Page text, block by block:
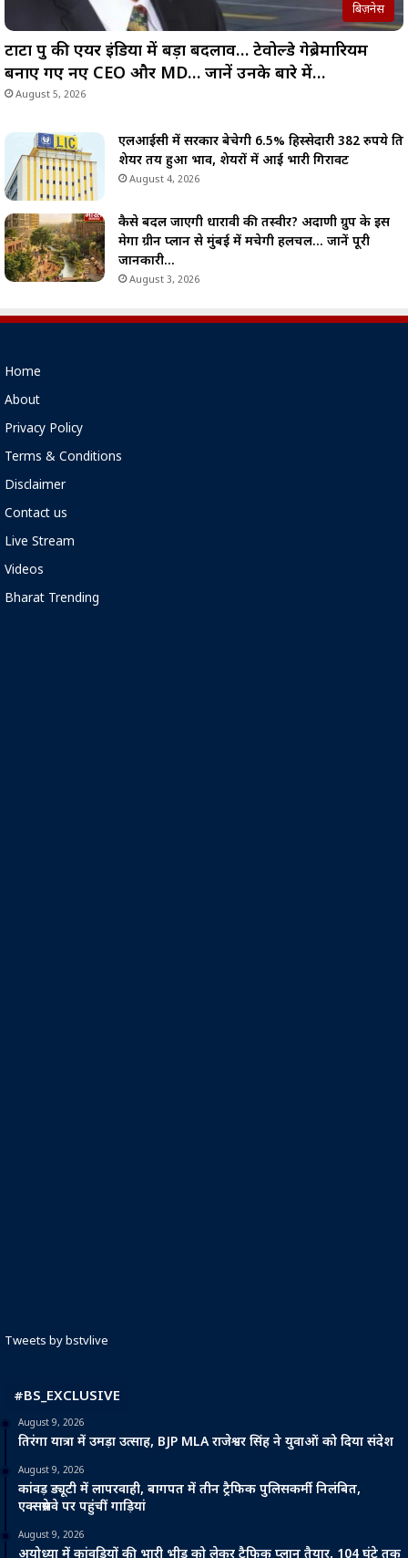
बिज़नेस
टाटा ग्रुप की एयर इंडिया में बड़ा बदलाव… टेवोल्डे गेब्रेमारियम
बनाए गए नए CEO और MD… जानें उनके बारे में…
August 5, 2026
एलआईसी में सरकार बेचेगी 6.5% हिस्सेदारी 382 रुपये प्रति
शेयर तय हुआ भाव, शेयरों में आई भारी गिरावट
August 4, 2026
कैसे बदल जाएगी धारावी की तस्वीर? अदाणी ग्रुप के इस
मेगा ग्रीन प्लान से मुंबई में मचेगी हलचल… जानें पूरी
जानकारी…
August 3, 2026
Home
About
Privacy Policy
Terms & Conditions
Disclaimer
Contact us
Live Stream
Videos
Bharat Trending
Tweets by bstvlive
#BS_EXCLUSIVE
August 9, 2026
तिरंगा यात्रा में उमड़ा उत्साह, BJP MLA राजेश्वर सिंह ने युवाओं को दिया संदेश
August 9, 2026
कांवड़ ड्यूटी में लापरवाही, बागपत में तीन ट्रैफिक पुलिसकर्मी निलंबित,
एक्सप्रेसवे पर पहुंचीं गाड़ियां
August 9, 2026